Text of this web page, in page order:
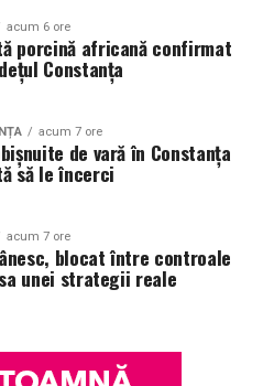
acum 6 ore
porcină africană confirmat
Constanța
acum 7 ore
de vară în Constanța
să le încerci
acum 7 ore
blocat între controale
unei strategii reale